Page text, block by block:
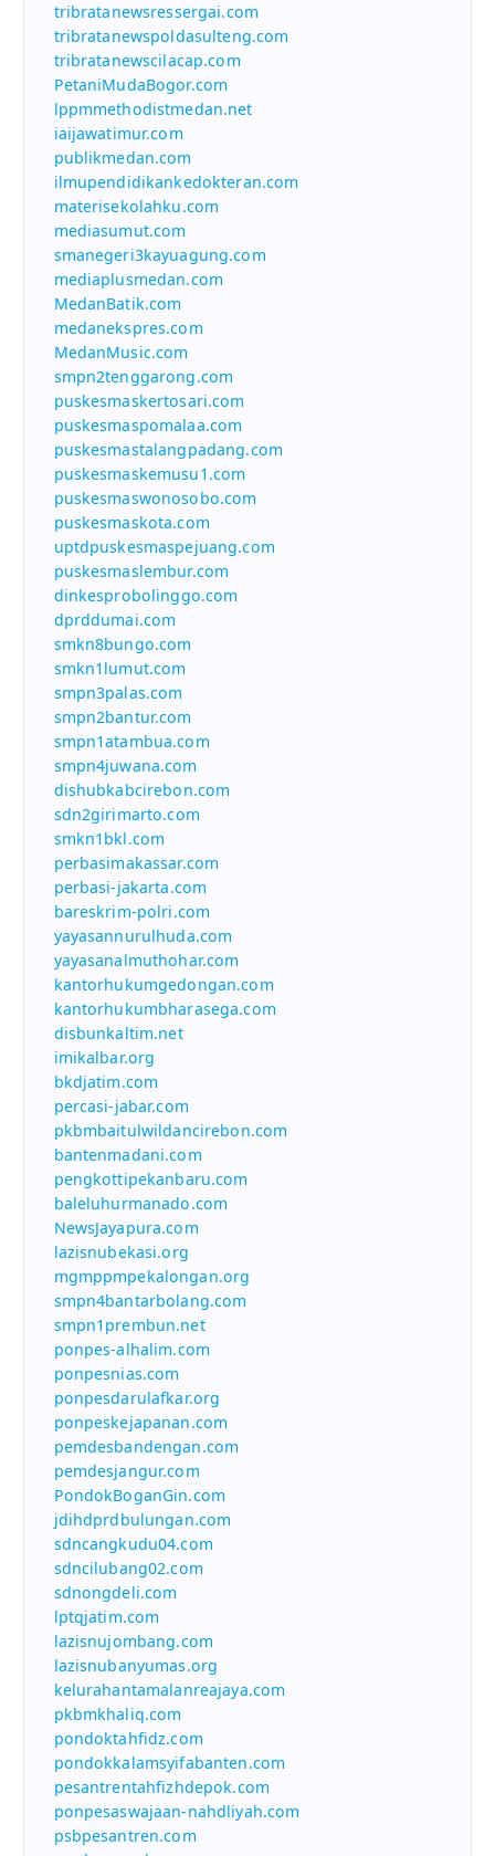
tribratanewsressergai.com
tribratanewspoldasulteng.com
tribratanewscilacap.com
PetaniMudaBogor.com
lppmmethodistmedan.net
iaijawatimur.com
publikmedan.com
ilmupendidikankedokteran.com
materisekolahku.com
mediasumut.com
smanegeri3kayuagung.com
mediaplusmedan.com
MedanBatik.com
medanekspres.com
MedanMusic.com
smpn2tenggarong.com
puskesmaskertosari.com
puskesmaspomalaa.com
puskesmastalangpadang.com
puskesmaskemusu1.com
puskesmaswonosobo.com
puskesmaskota.com
uptdpuskesmaspejuang.com
puskesmaslembur.com
dinkesprobolinggo.com
dprddumai.com
smkn8bungo.com
smkn1lumut.com
smpn3palas.com
smpn2bantur.com
smpn1atambua.com
smpn4juwana.com
dishubkabcirebon.com
sdn2girimarto.com
smkn1bkl.com
perbasimakassar.com
perbasi-jakarta.com
bareskrim-polri.com
yayasannurulhuda.com
yayasanalmuthohar.com
kantorhukumgedongan.com
kantorhukumbharasega.com
disbunkaltim.net
imikalbar.org
bkdjatim.com
percasi-jabar.com
pkbmbaitulwildancirebon.com
bantenmadani.com
pengkottipekanbaru.com
baleluhurmanado.com
NewsJayapura.com
lazisnubekasi.org
mgmppmpekalongan.org
smpn4bantarbolang.com
smpn1prembun.net
ponpes-alhalim.com
ponpesnias.com
ponpesdarulafkar.org
ponpeskejapanan.com
pemdesbandengan.com
pemdesjangur.com
PondokBoganGin.com
jdihdprdbulungan.com
sdncangkudu04.com
sdncilubang02.com
sdnongdeli.com
lptqjatim.com
lazisnujombang.com
lazisnubanyumas.org
kelurahantamalanreajaya.com
pkbmkhaliq.com
pondoktahfidz.com
pondokkalamsyifabanten.com
pesantrentahfizhdepok.com
ponpesaswajaan-nahdliyah.com
psbpesantren.com